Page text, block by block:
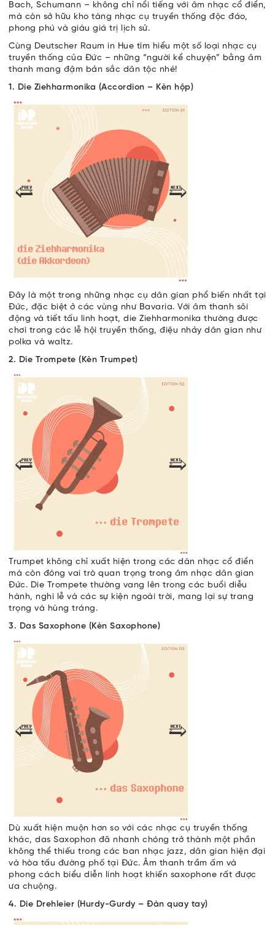
Bach, Schumann – không chỉ nổi tiếng với âm nhạc cổ điển,
mà còn sở hữu kho tàng nhạc cụ truyền thống độc đáo,
phong phú và giàu giá trị lịch sử.
Cùng Deutscher Raum in Hue tìm hiểu một số loại nhạc cụ
truyền thống của Đức – những “người kể chuyện” bằng âm
thanh mang đậm bản sắc dân tộc nhé!
1. Die Ziehharmonika (Accordion – Kèn hộp)
Đây là một trong những nhạc cụ dân gian phổ biến nhất tại
Đức, đặc biệt ở các vùng như Bavaria. Với âm thanh sôi
động và tiết tấu linh hoạt, die Ziehharmonika thường được
chơi trong các lễ hội truyền thống, điệu nhảy dân gian như
polka và waltz.
2. Die Trompete (Kèn Trumpet)
Trumpet không chỉ xuất hiện trong các dàn nhạc cổ điển
mà còn đóng vai trò quan trọng trong âm nhạc dân gian
Đức. Die Trompete thường vang lên trong các buổi diễu
hành, nghi lễ và các sự kiện ngoài trời, mang lại sự trang
trọng và hùng tráng.
3. Das Saxophone (Kèn Saxophone)
Dù xuất hiện muộn hơn so với các nhạc cụ truyền thống
khác, das Saxophon đã nhanh chóng trở thành một phần
không thể thiếu trong các ban nhạc jazz, dân gian hiện đại
và hòa tấu đường phố tại Đức. Âm thanh trầm ấm và
phong cách biểu diễn linh hoạt khiến saxophone rất được
ưa chuộng.
4. Die Drehleier (Hurdy-Gurdy – Đàn quay tay)